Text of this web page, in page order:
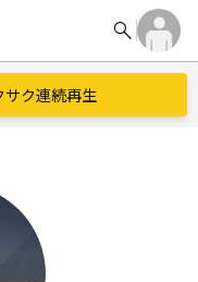
search
サク連続再生